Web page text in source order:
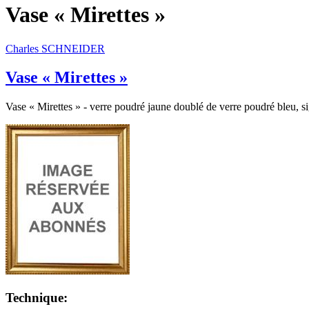
Vase « Mirettes »
Charles SCHNEIDER
Vase « Mirettes »
Vase « Mirettes » - verre poudré jaune doublé de verre poudré bleu,
Technique: